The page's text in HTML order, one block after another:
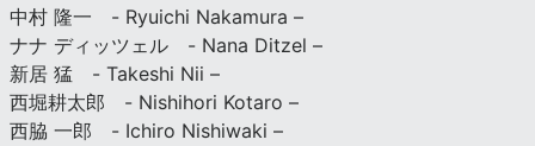
中村 隆一 - Ryuichi Nakamura –
ナナ ディッツェル - Nana Ditzel –
新居 猛 - Takeshi Nii –
西堀耕太郎 - Nishihori Kotaro –
西脇 一郎 - Ichiro Nishiwaki –